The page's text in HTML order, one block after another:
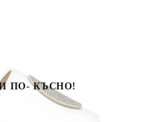
ПО- КЪСНО!